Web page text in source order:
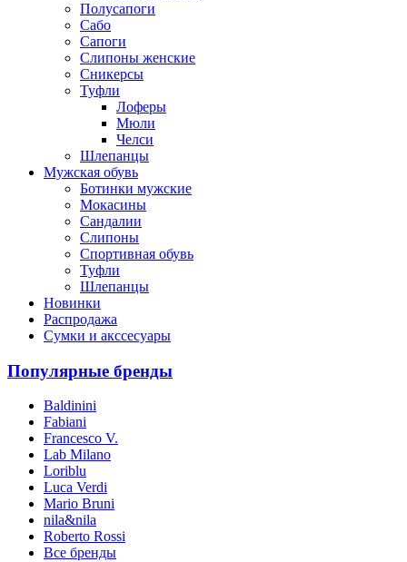
Полусапоги
Сабо
Сапоги
Слипоны женские
Сникерсы
Туфли
Лоферы
Мюли
Челси
Шлепанцы
Мужская обувь
Ботинки мужские
Мокасины
Сандалии
Слипоны
Спортивная обувь
Туфли
Шлепанцы
Новинки
Распродажа
Сумки и акссесуары
Популярные бренды
Baldinini
Fabiani
Francesco V.
Lab Milano
Loriblu
Luca Verdi
Mario Bruni
nila&nila
Roberto Rossi
Все бренды